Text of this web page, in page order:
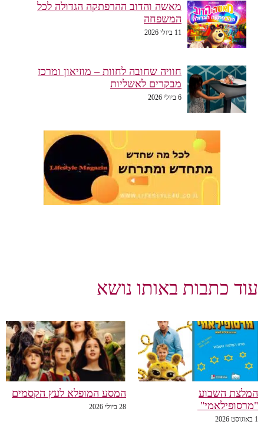
מאשה והדוב ההרפתקה הגדולה לכל
המשפחה
11 ביולי 2026
חוויה שחובה לחוות – מוזיאון ומרכז
מבקרים לאשליות
6 ביולי 2026
כתבות באותו נושא
השבוע
המסע המופלא לעץ הקסמים